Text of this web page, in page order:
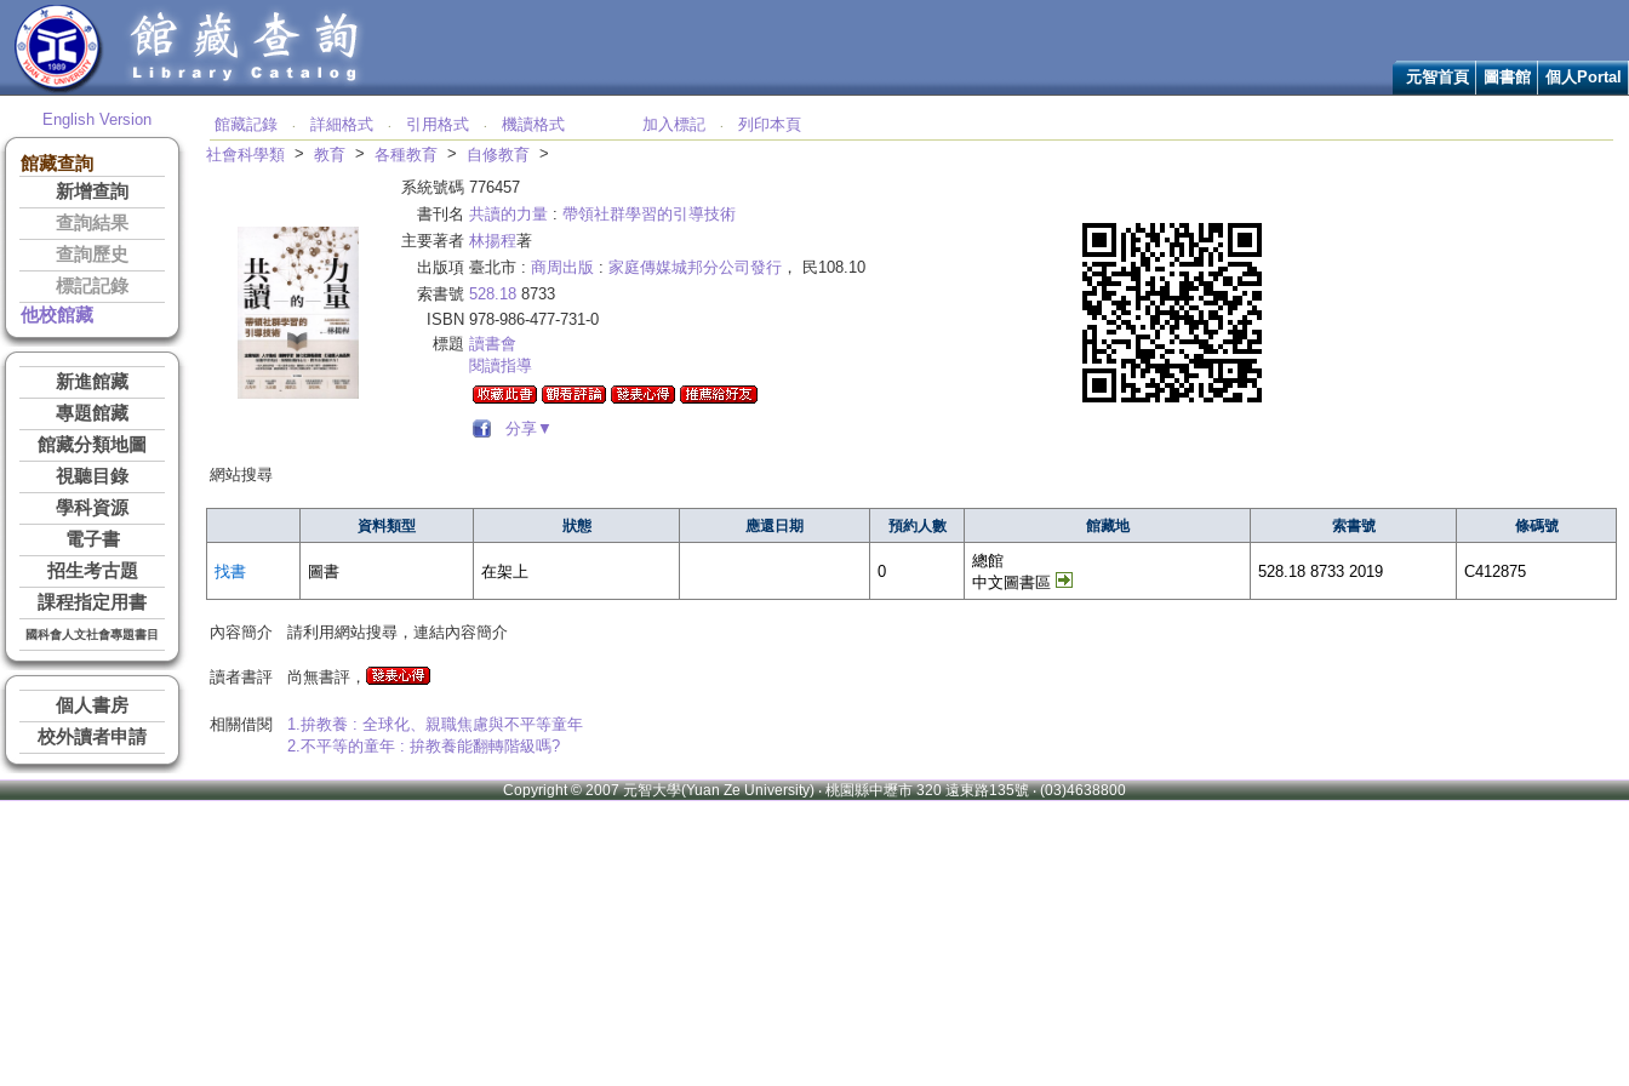
元智首頁 圖書館 個人Portal
English Version
館藏查詢
新增查詢
查詢結果
查詢歷史
標記記錄
他校館藏
新進館藏
專題館藏
館藏分類地圖
視聽目錄
學科資源
電子書
招生考古題
課程指定用書
國科會人文社會專題書目
個人書房
校外讀者申請
館藏記錄 ‧ 詳細格式 ‧ 引用格式 ‧ 機讀格式 加入標記 ‧
列印本頁
社會科學類 > 教育 > 各種教育 > 自修教育 >
系統號碼 776457
書刊名 共讀的力量 : 帶領社群學習的引導技術
主要著者 林揚程著
出版項 臺北市 : 商周出版 : 家庭傳媒城邦分公司發行 ， 民108.10
索書號 528.18 8733
ISBN 978-986-477-731-0
標題 讀書會
閱讀指導
分享▼
網站搜尋
資料類型 狀態 應還日期 預約人數 館藏地 索書號 條碼號
找書 圖書 在架上 0
總館
中文圖書區
528.18 8733 2019 C412875
內容簡介 請利用網站搜尋，連結內容簡介
讀者書評 尚無書評，
相關借閱
1.拚教養 : 全球化、親職焦慮與不平等童年
2.不平等的童年 : 拚教養能翻轉階級嗎?
Copyright © 2007 元智大學(Yuan Ze University) ‧ 桃園縣中壢市 320 遠東路135號 ‧ (03)4638800